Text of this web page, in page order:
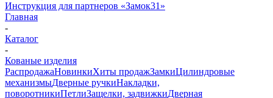
Инструкция для партнеров «Замок31»
Главная
-
Каталог
-
Кованые изделия
РаспродажаНовинкиХиты продажЗамкиЦилиндровые
механизмыДверные ручкиНакладки,
поворотникиПетлиЗащелки, задвижкиДверная